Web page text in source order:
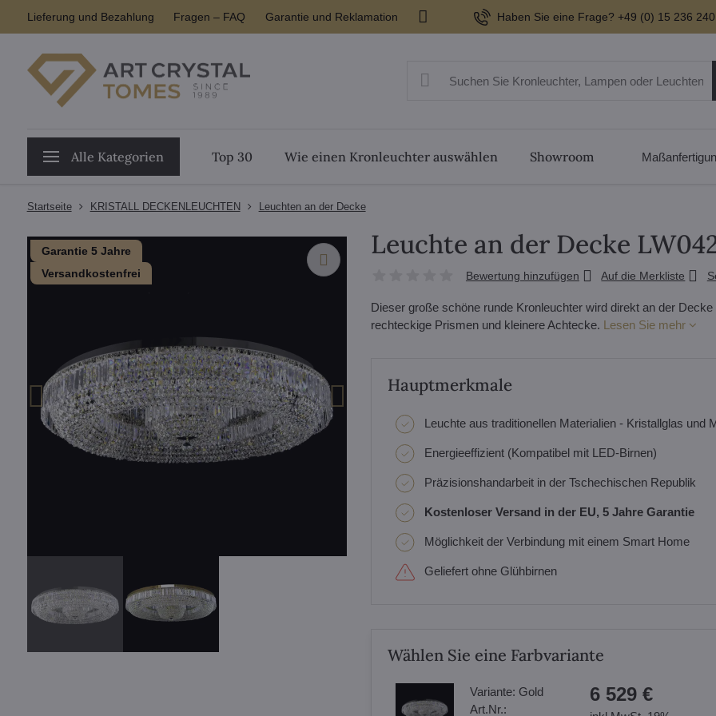
Lieferung und Bezahlung Fragen – FAQ Garantie und Reklamation Haben Sie eine Frage? +49 (0) 15 236
Alle Kategorien Top 30 Wie einen Kronleuchter auswählen Showroom
Startseite KRISTALL DECKENLEUCHTEN Leuchten an der Decke
Garantie 5 Jahre
Versandkostenfrei
Leuchte an der Decke
Bewertung hinzufügen Auf die Merkliste
Dieser große schöne runde Kronleuchter wird direkt an der
rechteckige Prismen und kleinere Achtecke. Lesen Sie mehr
Hauptmerkmale
Leuchte aus traditionellen Materialien - Kristallglas und
Energieeffizient (Kompatibel mit LED-Birnen)
Präzisionshandarbeit in der Tschechischen Republik
Kostenloser Versand in der EU, 5 Jahre Garantie
Möglichkeit der Verbindung mit einem Smart Home
Geliefert ohne Glühbirnen
Wählen Sie eine Farbvariante
Variante: Gold
Art.Nr.:
6 529 €